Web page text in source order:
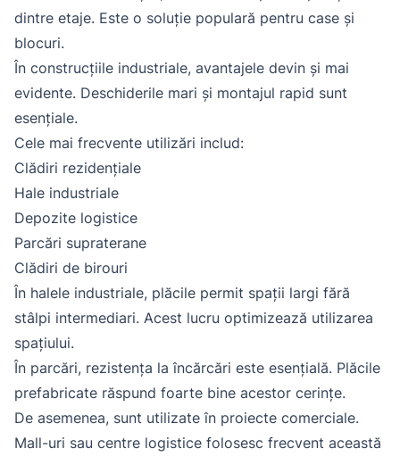
dintre etaje. Este o soluție populară pentru case și
blocuri.
În construcțiile industriale, avantajele devin și mai
evidente. Deschiderile mari și montajul rapid sunt
esențiale.
Cele mai frecvente utilizări includ:
Clădiri rezidențiale
Hale industriale
Depozite logistice
Parcări supraterane
Clădiri de birouri
În halele industriale, plăcile permit spații largi fără
stâlpi intermediari. Acest lucru optimizează utilizarea
spațiului.
În parcări, rezistența la încărcări este esențială. Plăcile
prefabricate răspund foarte bine acestor cerințe.
De asemenea, sunt utilizate în proiecte comerciale.
Mall-uri sau centre logistice folosesc frecvent această